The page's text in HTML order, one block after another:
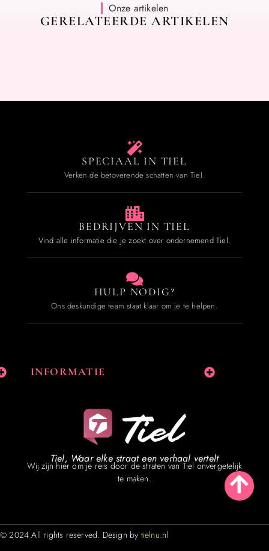
Onze artikelen
GERELATEERDE ARTIKELEN
SPECIAAL IN TIEL
Verken de betoverende schatten van Tiel.
BEDRIJVEN IN TIEL
Vind alle informatie die je zoekt over ondernemend Tiel.
HULP NODIG?
Ons deskundige team staat klaar om je te helpen.
INFORMATIE
Tiel, Waar elke straat een verhaal vertelt
Wij zijn hier om je reis door de straten van Tiel onvergetelijk
te maken.
© 2024 All rights reserved. Design by tielnu.nl